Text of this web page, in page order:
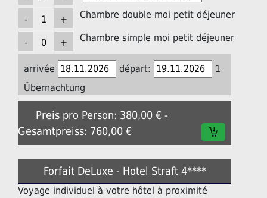
Chambre double moi petit déjeuner
Chambre simple moi petit déjeuner
arrivée départ:
1
Übernachtung
Preis pro Person: 380,00 € -
Gesamtpreiss: 760,00 €
Forfait DeLuxe - Hotel Straft 4****
Voyage individuel à votre hôtel à proximité